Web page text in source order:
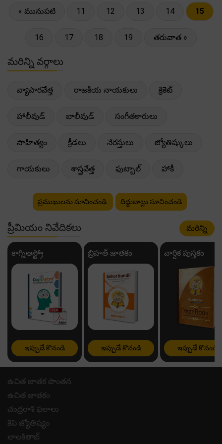
« మునుపటి 11 12 13 14 15
16 17 18 19 తరువాత »
మరిన్ని వర్గాలు
వ్యాపారవేత్త రాజకీయ నాయకులు క్రికెట్
హాలీవుడ్ బాలీవుడ్ సంగీతకారులు
సాహిత్యం క్రీడలు నేరస్తులు జ్యోతిష్కులు
గాయకులు శాస్త్రవేత్త ఫుట్బాల్ హాకీ
ప్రముఖులను సూచించండి దిద్దుబాట్లు సూచించండి
ప్రీమియం నివేదికలు మరిన్ని
కాగ్నిఆస్ట్రో
ఇప్పుడే కొనండి
బ్రిహత్ జాతకం
ఇప్పుడే కొనండి
వార్షిక పుస్తకం
ఇప్పుడే కొనండి
ఉచిత జాతక పొంతన
ఉచిత జాతకం
చంద్రరాశి ఫలాలు
కెపి జ్యోతిష్యం
లాలకితాబ్